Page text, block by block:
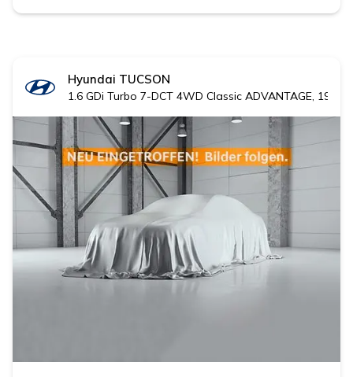
Hyundai TUCSON
1.6 GDi Turbo 7-DCT 4WD Classic ADVANTAGE, 19'